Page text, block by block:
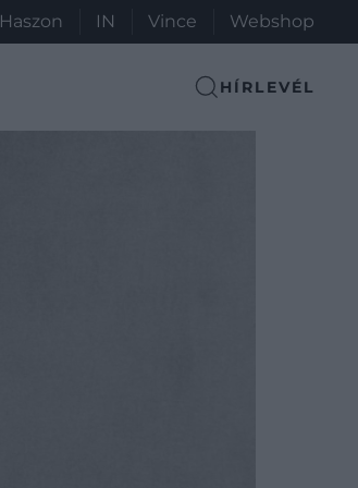
Haszon IN Vince Webshop
HÍRLEVÉL